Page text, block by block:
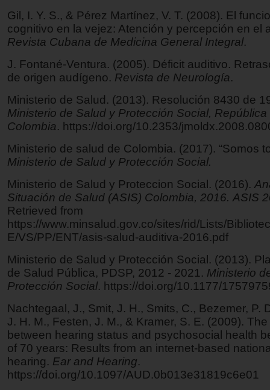
Gil, I. Y. S., & Pérez Martínez, V. T. (2008). El
cognitivo en la vejez: Atención y percepción en el
Revista Cubana de Medicina General Integral.
J. Fontané-Ventura. (2005). Déficit auditivo.
de origen audígeno. Revista de Neurología.
Ministerio de Salud. (2013). Resolución 8430 de
Ministerio de Salud y Protección Social, República
Colombia. https://doi.org/10.2353/
Ministerio de salud de Colombia. (2017). “Somos
Ministerio de Salud y Protección Social.
Ministerio de Salud y Proteccion Social. (2016).
Situación de Salud (ASIS) Colombia, 2016. ASIS
Retrieved from
https://www.minsalud.gov.co/sites/rid/Lists/
E/VS/PP/ENT/asis-salud-auditiva-2016.pdf
Ministerio de Salud y Protección Social. (2013).
de Salud Pública, PDSP, 2012 - 2021. Ministerio
Protección Social. https://doi.org/10.1177/
Nachtegaal, J., Smit, J. H., Smits, C., Bezemer, P.
J. H. M., Festen, J. M., & Kramer, S. E. (2009).
between hearing status and psychosocial health
of 70 years: Results from an internet-based
hearing. Ear and Hearing.
https://doi.org/10.1097/AUD.0b013e31819c6e01